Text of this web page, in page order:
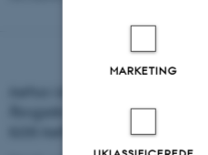
MARKETING